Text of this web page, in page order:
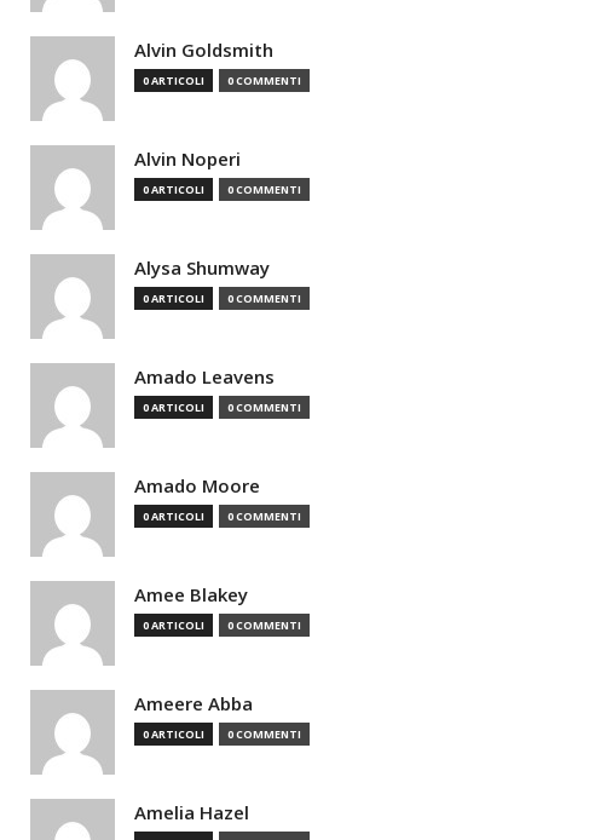
Alvin Goldsmith
0 ARTICOLI 0 COMMENTI
Alvin Noperi
0 ARTICOLI 0 COMMENTI
Alysa Shumway
0 ARTICOLI 0 COMMENTI
Amado Leavens
0 ARTICOLI 0 COMMENTI
Amado Moore
0 ARTICOLI 0 COMMENTI
Amee Blakey
0 ARTICOLI 0 COMMENTI
Ameere Abba
0 ARTICOLI 0 COMMENTI
Amelia Hazel